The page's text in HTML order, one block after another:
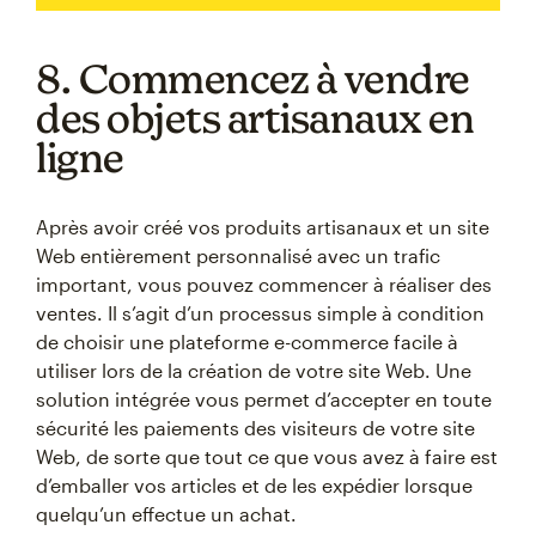
8. Commencez à vendre
des objets artisanaux en
ligne
Après avoir créé vos produits artisanaux et un site
Web entièrement personnalisé avec un trafic
important, vous pouvez commencer à réaliser des
ventes. Il s’agit d’un processus simple à condition
de choisir une plateforme e-commerce facile à
utiliser lors de la création de votre site Web. Une
solution intégrée vous permet d’accepter en toute
sécurité les paiements des visiteurs de votre site
Web, de sorte que tout ce que vous avez à faire est
d’emballer vos articles et de les expédier lorsque
quelqu’un effectue un achat.